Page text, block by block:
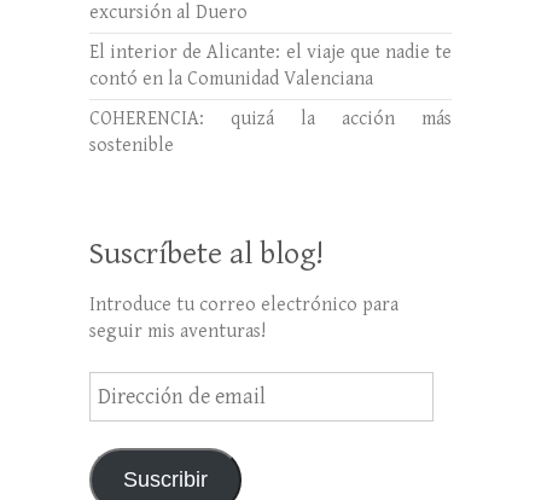
excursión al Duero
El interior de Alicante: el viaje que nadie te
contó en la Comunidad Valenciana
COHERENCIA: quizá la acción más
sostenible
Suscríbete al blog!
Introduce tu correo electrónico para
seguir mis aventuras!
Dirección
de
Suscribir